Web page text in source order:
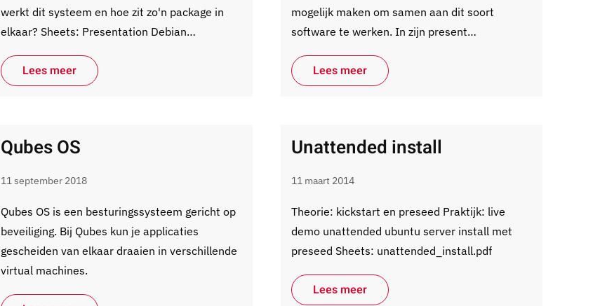
werkt dit systeem en hoe zit zo'n package in
elkaar? Sheets: Presentation Debian…
Lees meer
mogelijk maken om samen aan dit soort
software te werken. In zijn present…
Lees meer
Qubes OS
11 september 2018
Qubes OS is een besturingssysteem gericht op
beveiliging. Bij Qubes kun je applicaties
gescheiden van elkaar draaien in verschillende
virtual machines.
Unattended install
11 maart 2014
Theorie: kickstart en preseed Praktijk: live
demo unattended ubuntu server install met
preseed Sheets: unattended_install.pdf
Lees meer